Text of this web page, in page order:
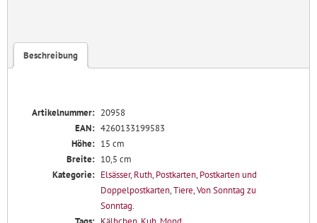
Beschreibung
Artikelnummer: 20958
EAN: 4260133199583
Höhe: 15 cm
Breite: 10,5 cm
Kategorie: Elsässer, Ruth, Postkarten, Postkarten und
Doppelpostkarten,Tiere,Von Sonntag zu
Sonntag.